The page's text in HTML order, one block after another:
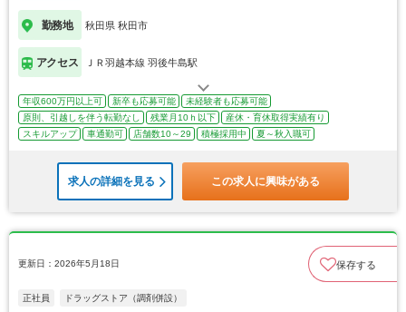
勤務地 秋田県 秋田市
アクセス ＪＲ羽越本線 羽後牛島駅
年収600万円以上可 新卒も応募可能
未経験者も応募可能
原則、引越しを伴う転勤なし
残業月10ｈ以下
産休・育休取得実績有り
スキルアップ
車通勤可 店舗数10～29 積極採用中 夏～秋入職可
求人の詳細を見る この求人に興味がある
更新日：2026年5月18日 保存する
正社員 ドラッグストア（調剤併設）